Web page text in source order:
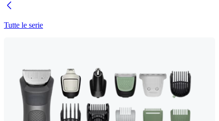
Tutte le serie